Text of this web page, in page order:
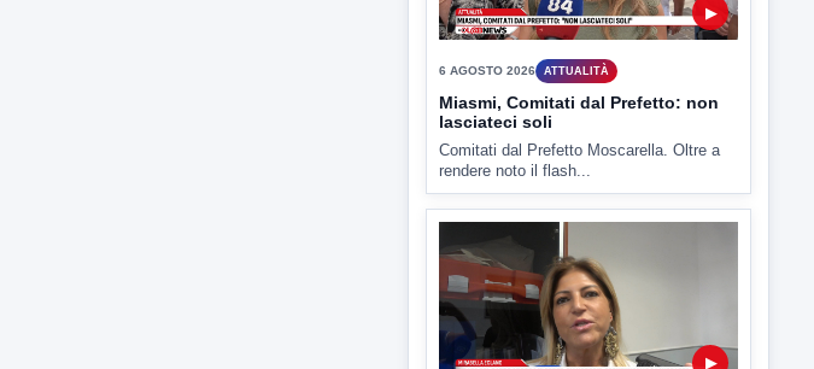
6 AGOSTO 2026 ATTUALITÀ
Tirata del Carro ancora in forse,
D'Ambrosio: continuiamo a lavorare
L'assessore comunale alla Cultura di
Mirabella Eclano, Raffaella Rita
D'Ambrosio,...